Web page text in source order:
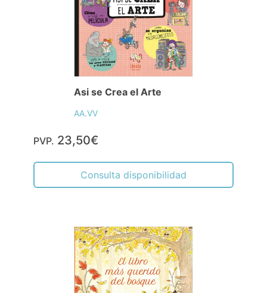
Asi se Crea el Arte
AA.VV
PVP. 23,50€
Consulta disponibilidad